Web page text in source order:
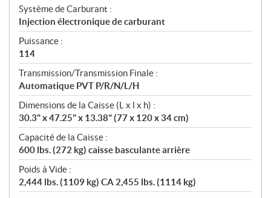
Système de Carburant :
Injection électronique de carburant
Puissance :
114
Transmission/Transmission Finale :
Automatique PVT P/R/N/L/H
Dimensions de la Caisse (L x l x h) :
30.3" x 47.25" x 13.38" (77 x 120 x 34 cm)
Capacité de la Caisse :
600 lbs. (272 kg) caisse basculante arrière
Poids à Vide :
2,444 lbs. (1109 kg) CA 2,455 lbs. (1114 kg)